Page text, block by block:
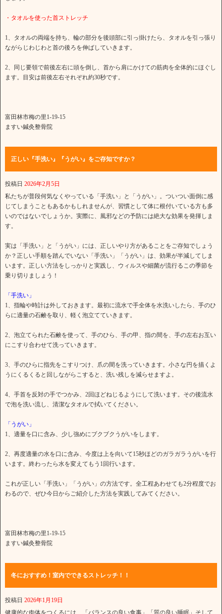
・タオルを使った首ストレッチ
1、タオルの両端を持ち、輪の部分を後頭部に引っ掛けたら、タオルを引っ張り
ながらじわじわと首の後ろを伸ばしていきます。
2、同じ要領で前後左右に頭を倒し、首から肩にかけての筋肉を全体的にほぐし
ます。目安は前後左右それぞれ約30秒です。
富田林市梅の里1-19-15
ますい鍼灸整骨院
正しい『手洗い』『うがい』をご存知ですか？
投稿日 2026年2月5日
私たちが普段何気なくやっている「手洗い」と「うがい」。ついつい面倒に感
じてしまうこともあるかもしれませんが、習慣として体に根付いている方も多
いのではないでしょうか。実際に、風邪などの予防には絶大な効果を発揮しま
す。
実は「手洗い」と「うがい」には、正しいやり方があることをご存知でしょう
か？正しい手順を踏んでいない「手洗い」「うがい」は、効果が半減してしま
います。正しい方法をしっかりと実践し、ウィルスや細菌が流行るこの季節を
乗り切りましょう！
「手洗い」
1、指輪や時計は外しておきます。最初に流水で手全体を水洗いしたら、手のひ
らに適量の石鹸を取り、軽く泡立てていきます。
2、泡立てられた石鹸を使って、手のひら、手の甲、指の間を、手の左右お互い
にこすり合わせて洗っていきます。
3、手のひらに指先をこすりつけ、爪の間を洗っていきます。小さな円を描くよ
うにくるくると回しながらこすると、洗い残しを減らせますよ。
4、手首を反対の手でつかみ、2回ほどねじるようにして洗います。その後流水
で泡を洗い流し、清潔なタオルで拭いてください。
「うがい」
1、適量を口に含み、少し強めにブクブクうがいをします。
2、再度適量の水を口に含み、今度は上を向いて15秒ほどのガラガラうがいを行
います。終わったら水を変えてもう1回行います。
これが正しい「手洗い」「うがい」の方法です。全工程あわせても2分程度でお
わるので、ぜひ今日からご紹介した方法を実践してみてください。
富田林市梅の里1-19-15
ますい鍼灸整骨院
冬におすすめ！室内でできるストレッチ！！
投稿日 2026年1月19日
健康的な肉体をつくるには、「バランスの良い食事」「質の良い睡眠」そして